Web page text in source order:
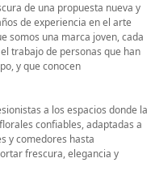
de una propuesta nueva y
de experiencia en el arte
somos una marca joven, cada
trabajo de personas que han
y que conocen
a los espacios donde la
confiables, adaptadas a
y comedores hasta
frescura, elegancia y